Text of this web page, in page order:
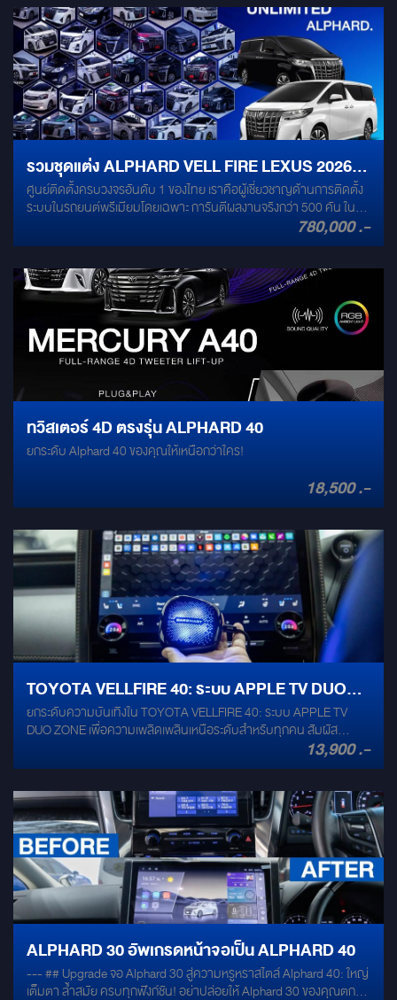
รวมชุดแต่ง ALPHARD VELL FIRE LEXUS 2026
อันดับ 1 ของไทย
ศูนย์ติดตั้งครบวงจรอันดับ 1 ของไทย เราคือผู้เชี่ยวชาญด้านการติดตั้ง
ระบบในรถยนต์พรีเมียมโดยเฉพาะ การันตีผลงานจริงกว่า 500 คัน ใน
780,000 .-
ทวิสเตอร์ 4D ตรงรุ่น ALPHARD 40
ยกระดับ Alphard 40 ของคุณให้เหนือกว่าใคร!
18,500 .-
TOYOTA VELLFIRE 40: ระบบ APPLE TV DUO
ZONE
ยกระดับความบันเทิงใน TOYOTA VELLFIRE 40: ระบบ APPLE TV
DUO ZONE เพื่อความเพลิดเพลินเหนือระดับสำหรับทุกคน สัมผัส
ประสบการณ์ความบันเทิงที่ไม่เหมือนใครในรถยนต์ TOYOTA
VELLFIRE 40 ของคุณ ด้วยการติดตั้งระบบ Apple TV ที่ช่วยให้ผู้โดยสาร
ได้อย่างอิสระ ด้วยฟังก์ชัน DUO ZONE ที่ให้ความยืดหยุ่นในการรับชม
ตามความต้องการของแต่ละบุคคลตลอดการเดินทาง ความบันเทิง
สำหรับจอหน้า (เดิมจากโรงงาน) เปลี่ยนจอเดิมของรถคุณให้เป็นศูนย์รวม
ความบันเทิงอัจฉริยะ ด้วยเทคโนโลยีที่ล้ำสมัย: Plug & Play ด้วย AI-
BOX: ไม่จำเป็นต้องดัดแปลงระบบเดิมของรถ ด้วยการเชื่อมต่อผ่านกล่อง
AI-BOX ที่รองรับ Android Auto หรือ Apple CarPlay คุณก็สามารถ
เปลี่ยนจอหน้าเดิมจากโรงงานให้เป็น "ระบบปฏิบัติการ Android" ได้อย่าง
ง่ายดาย เข้าถึงโลกแห่งแอปพลิเคชัน: เพลิดเพลินกับแอปพลิเคชันโปรด
มากมายจาก Google Play Store ไม่ว่าจะเป็นแอปพลิเคชันสตรีมมิ่งวิดีโอ
(เช่น YouTube, Netflix, Disney+), แอปพลิเคชันนำทาง, เพลง หรือเกม ให้
ทุกการขับขี่เต็มไปด้วยความบันเทิงที่ไร้ขีดจำกัด รองรับการควบคุมผ่าน
พวงมาลัย: สะดวกสบายและปลอดภัยยิ่งขึ้น ด้วยการควบคุมฟังก์ชัน
13,900 .-
ALPHARD 30 อัพเกรดหน้าจอเป็น ALPHARD 40
--- ## Upgrade จอ Alphard 30 สู่ความหรูหราสไตล์ Alphard 40: ใหญ่
เต็มตา ล้ำสมัย ครบทุกฟังก์ชัน! อย่าปล่อยให้ Alphard 30 ของคุณตก